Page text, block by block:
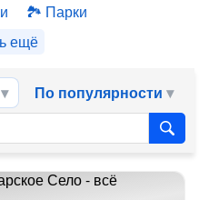
Парки
ещё
По популярности